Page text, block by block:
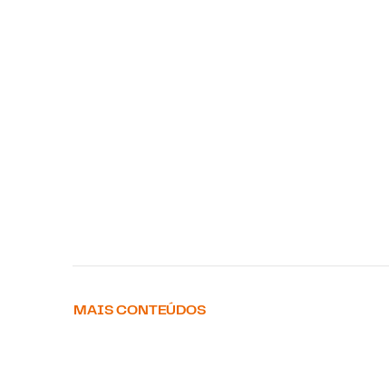
MAIS CONTEÚDOS